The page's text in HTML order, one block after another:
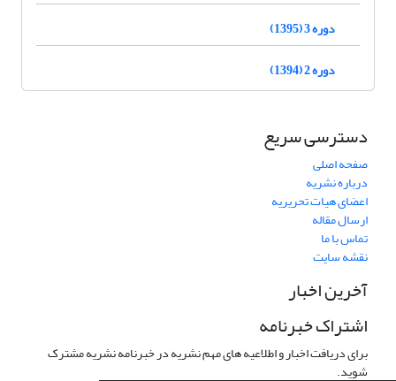
دوره 3 (1395)
دوره 2 (1394)
دسترسی سریع
صفحه اصلی
درباره نشریه
اعضای هیات تحریریه
ارسال مقاله
تماس با ما
نقشه سایت
آخرین اخبار
اشتراک خبرنامه
برای دریافت اخبار و اطلاعیه های مهم نشریه در خبرنامه نشریه مشترک
شوید.